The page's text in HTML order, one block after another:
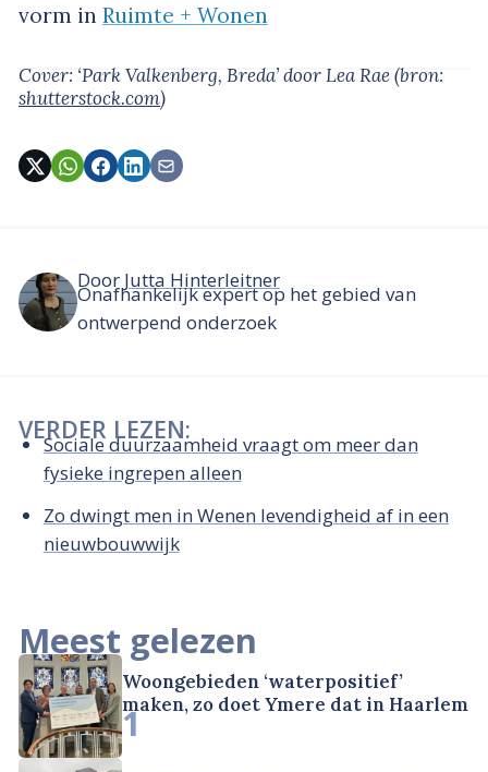
vorm in Ruimte + Wonen
Cover: ‘Park Valkenberg, Breda’door Lea Rae(bron:
shutterstock.com)
Door Jutta Hinterleitner
Onafhankelijk expert op het gebied van
ontwerpend onderzoek
VERDER LEZEN:
Sociale duurzaamheid vraagt om meer dan
fysieke ingrepen alleen
Zo dwingt men in Wenen levendigheid af in een
nieuwbouwwijk
Meest gelezen
Woongebieden ‘waterpositief’
maken, zo doet Ymere dat in Haarlem
1